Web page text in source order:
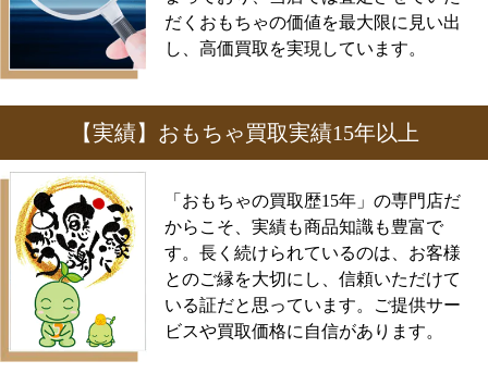
だくおもちゃの価値を最大限に見い出
し、高価買取を実現しています。
【実績】おもちゃ買取実績15年以上
「おもちゃの買取歴15年」の専門店だ
からこそ、実績も商品知識も豊富で
す。長く続けられているのは、お客様
とのご縁を大切にし、信頼いただけて
いる証だと思っています。ご提供サー
ビスや買取価格に自信があります。